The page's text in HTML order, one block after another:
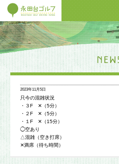
2023年11月5日
只今の混雑状況
・３F ✕（5分）
・２F ✕（5分）
・１F ✕（15分）
◯空あり
△混雑（空き打席）
✕満席（待ち時間）